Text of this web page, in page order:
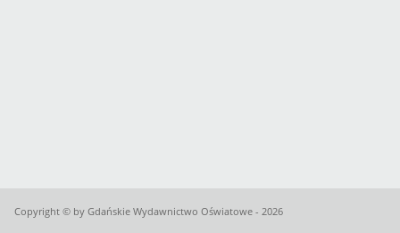
Copyright © by Gdańskie Wydawnictwo Oświatowe - 2026